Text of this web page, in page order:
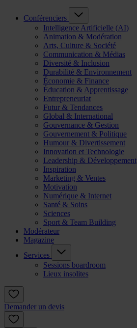
Conférenciers
Intelligence Artificielle (AI)
Animation & Modération
Arts, Culture & Société
Communication & Médias
Diversité & Inclusion
Durabilité & Environnement
Économie & Finance
Éducation & Apprentissage
Entrepreneuriat
Futur & Tendances
Global & International
Gouvernance & Gestion
Gouvernement & Politique
Humour & Divertissement
Innovation et Technologie
Leadership & Développement
Inspiration
Marketing & Ventes
Motivation
Numérique & Internet
Santé & Soins
Sciences
Sport & Team Building
Modérateur
Magazine
Services
Sessions boardroom
Lieux insolites
Demander un devis